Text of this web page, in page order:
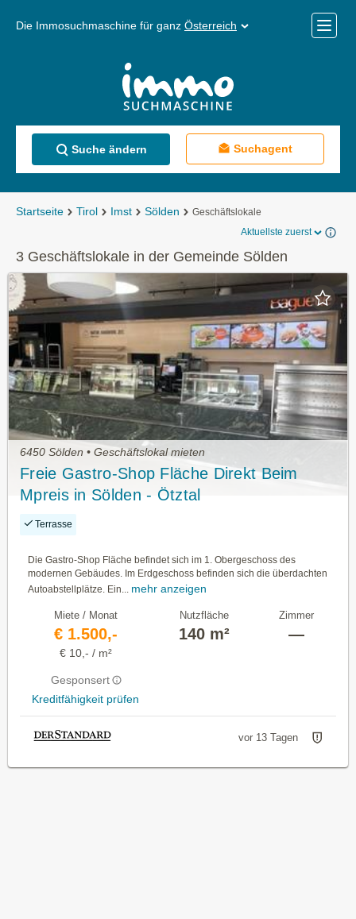
Die Immosuchmaschine für ganz Österreich
Menü
Suche ändern Suchagent
Startseite Tirol Imst Sölden
Geschäftslokale
Aktuellste zuerst
3 Geschäftslokale in der Gemeinde Sölden
6450 Sölden • Geschäftslokal mieten
Freie Gastro-Shop Fläche Direkt Beim
Mpreis in Sölden - Ötztal
Terrasse
Die Gastro-Shop Fläche befindet sich im 1. Obergeschoss des
modernen Gebäudes. Im Erdgeschoss befinden sich die überdachten
Autoabstellplätze. Ein...
mehr anzeigen
Miete / Monat
€ 1.500,-
€ 10,- / m²
Gesponsert
Kreditfähigkeit prüfen
Nutzfläche
140 m²
Zimmer
—
vor 13 Tagen